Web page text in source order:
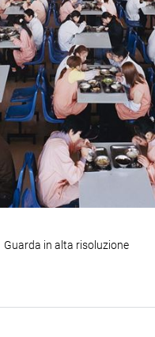
Guarda in alta risoluzione